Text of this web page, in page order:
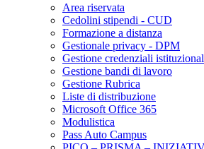
Area riservata
Cedolini stipendi - CUD
Formazione a distanza
Gestionale privacy - DPM
Gestione credenziali
Gestione bandi di lavoro
Gestione Rubrica
Liste di distribuzione
Microsoft Office 365
Modulistica
Pass Auto Campus